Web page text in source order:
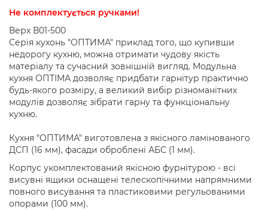
Не комплектується ручками!
Верх В01-500
Серія кухонь "ОПТИМА" приклад того, що купивши
недорогу кухню, можна отримати чудову якість
матеріалу та сучасний зовнішній вигляд. Модульна
кухня ОПТІМА дозволяє придбати гарнітур практично
будь-якого розміру, а великий вибір різноманітних
модулів дозволяє зібрати гарну та функціональну
кухню.
Кухня "ОПТИМА" виготовлена ​​з якісного ламінованого
ДСП (16 мм), фасади оброблені АБС (1 мм).
Корпус укомплектований якісною фурнітурою - всі
висувні ящики оснащені телескопічними напрямними
повного висування та пластиковими регульованими
опорами (100 мм).